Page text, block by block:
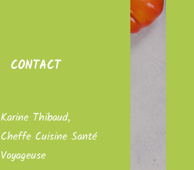
CONTACT
Karine Thibaud,
Cheffe Cuisine Santé
Voyageuse